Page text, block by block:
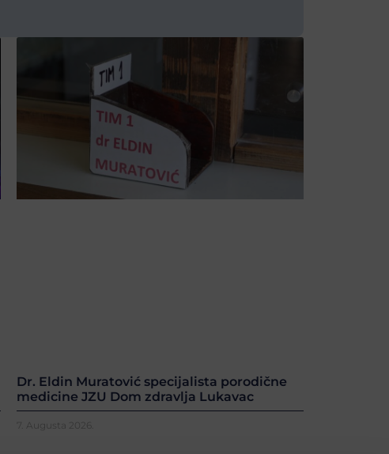
Dr. Eldin Muratović specijalista porodične
medicine JZU Dom zdravlja Lukavac
7. Augusta 2026.